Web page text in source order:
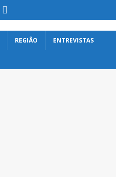
REGIÃO ENTREVISTAS